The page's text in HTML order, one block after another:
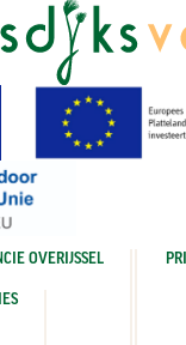
OVERIJSSEL